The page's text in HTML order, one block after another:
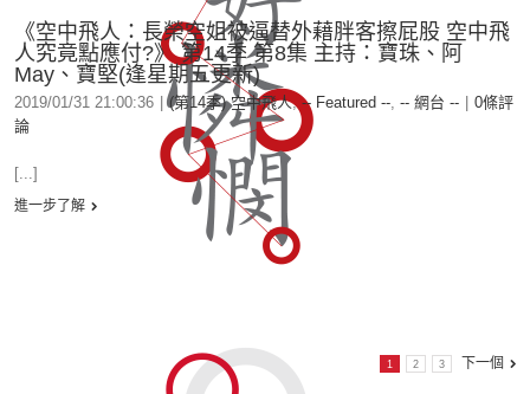
《空中飛人：長榮空姐被逼替外藉胖客擦屁股 空中飛
人究竟點應付?》 第14季 第8集 主持：寶珠、阿
May、寶堅(逢星期五更新)
2019/01/31 21:00:36 (第14季) 空中飛人, -- Featured --, -- 網台 --
0條評
論
[...]
進一步了解
1 2 3 下一個